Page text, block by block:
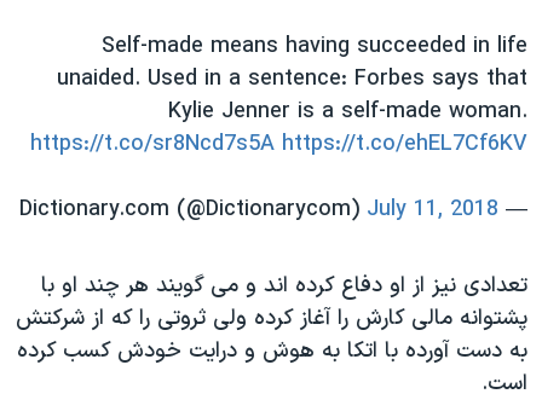
Self-made means having succeeded in life
unaided. Used in a sentence: Forbes says that
Kylie Jenner is a self-made woman.
https://t.co/sr8Ncd7s5A https://t.co/ehEL7Cf6KV
— Dictionary.com (@Dictionarycom)
July 11, 2018
تعدادی نیز از او دفاع کرده اند و می گویند هر چند او با
پشتوانه مالی کارش را آغاز کرده ولی ثروتی را که از شرکتش
به دست آورده با اتکا به هوش و درایت خودش کسب کرده
است.